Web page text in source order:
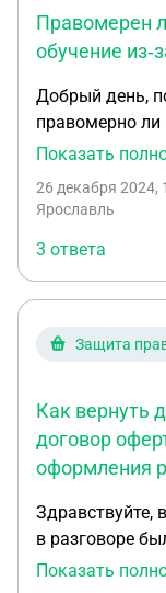
Правомерен
обучение
Добрый день,
правомерно ли
денежных
учился, с 2021
отчислен. При
отказ с
Показать
26 декабря 2024,
Ярославль
3 ответа
Защита
Как вернуть
договор
оформления
Здравствуйте,
в разговоре
будет
Показать